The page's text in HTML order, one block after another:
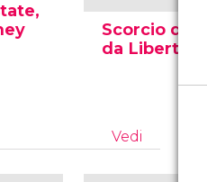
Scorcio di
da Liberty
Vedi